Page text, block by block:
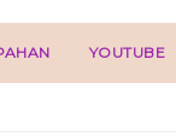
YOUTUBE